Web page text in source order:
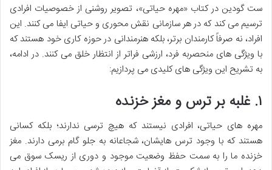
ست گودین در کتاب «مهره حیاتی»، تصویر روشنی از خصوصیات افرادی
ترسیم می کند که در هر سازمانی نقش محوری و حیاتی ایفا می کنند. این
افراد، نه صرفاً کارمندان برتر، بلکه هنرمندانی در حوزه کاری خود هستند که
با ویژگی های منحصربه فرد، ارزشی فراتر از انتظار خلق می کنند. در ادامه،
به تشریح این ویژگی های کلیدی می پردازیم:
۱. غلبه بر ترس و مغز خزنده
مهره های حیاتی، افرادی نیستند که هیچ ترسی ندارند؛ بلکه کسانی
هستند که با وجود ترس هایشان، شجاعانه به جلو گام برمی دارند. مغز
خزنده ما را به سمت حفظ وضعیت موجود و دوری از ریسک سوق می